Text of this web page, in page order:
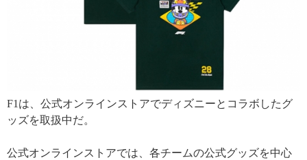
F1は、公式オンラインストアでディズニーとコラボしたグ
ッズを取扱中だ。
公式オンラインストアでは、各チームの公式グッズを中心